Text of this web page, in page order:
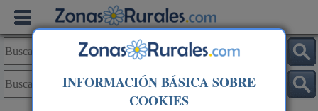
INFORMACIÓN BÁSICA SOBRE
COOKIES